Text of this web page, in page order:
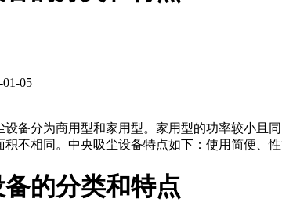
01-05
设备分为商用型和家用型。家用型的功率较小且
积不相同。中央吸尘设备特点如下：使用简便、
的分类和特点